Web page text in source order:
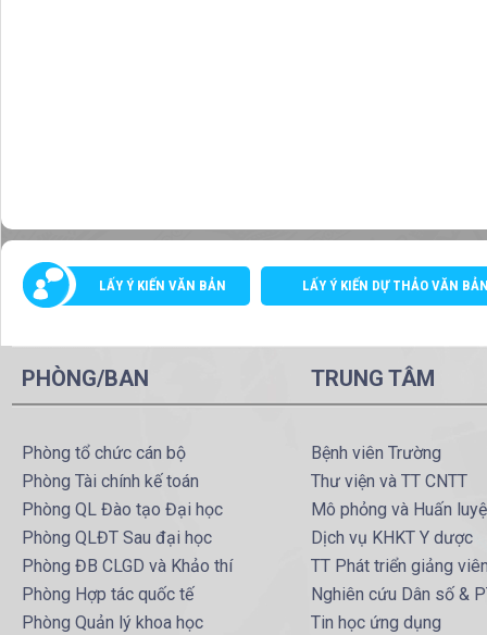
LẤY Ý KIẾN VĂN BẢN LẤY Ý KIẾN DỰ THẢO VĂN
PHÒNG/BAN
Phòng tổ chức cán bộ
Phòng Tài chính kế toán
Phòng QL Đào tạo Đại học
Phòng QLĐT Sau đại học
Phòng ĐB CLGD và Khảo thí
Phòng Hợp tác quốc tế
Phòng Quản lý khoa học
TRUNG TÂM
Bệnh viên Trường
Thư viện và TT CNTT
Mô phỏng và Huấn
Dịch vụ KHKT Y dược
TT Phát triển giảng
Nghiên cứu Dân số &
Tin học ứng dụng